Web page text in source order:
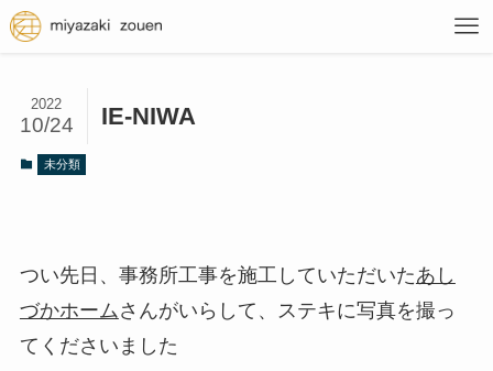
IE-NIWA
2022
10/24
未分類
つい先日、事務所工事を施工していただいたあし
づかホーム さんがいらして、ステキに写真を撮っ
てくださいました